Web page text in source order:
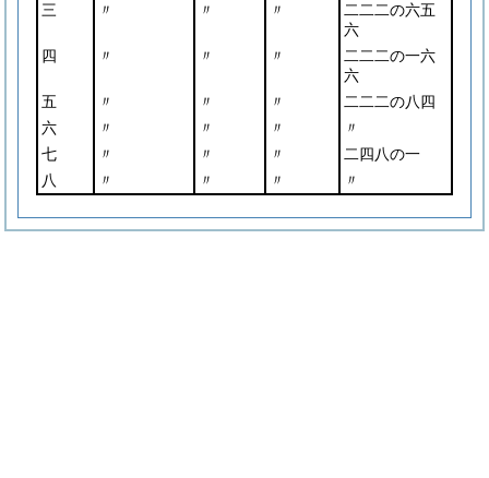
三
〃 〃 〃
二二二の六五
六
四
〃 〃 〃
二二二の一六
六
五
〃 〃 〃
二二二の八四
六
〃 〃 〃
〃
七
〃 〃 〃
二四八の一
八
〃 〃 〃 〃